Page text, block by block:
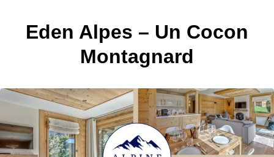
Eden Alpes – Un Cocon
Montagnard